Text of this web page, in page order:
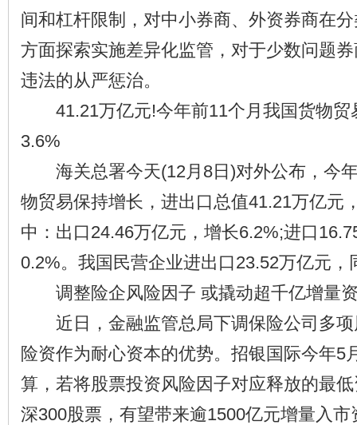
间和杠杆限制，对中小券商、外资券商在
方面探索实施差异化监管，对于少数问题
违法的从严惩治。
41.21万亿元!今年前11个月我国货物贸
3.6%
海关总署今天(12月8日)对外公布，今
物贸易保持增长，进出口总值41.21万亿元
中：出口24.46万亿元，增长6.2%;进口
0.2%。我国民营企业进出口23.52万亿元，
调整险企风险因子 或撬动超千亿增量
近日，金融监管总局下调保险公司多项
险资作为耐心资本的优势。招银国际今年5
算，若将股票投资风险因子对应释放的最
深300股票，有望带来逾1500亿元增量入